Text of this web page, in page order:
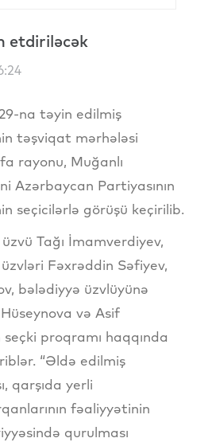
etdiriləcək
na təyin edilmiş
təşviqat mərhələsi
rayonu, Muğanlı
Azərbaycan Partiyasının
seçicilərlə görüşü keçirilib.
Tağı İmamverdiyev,
Fəxrəddin Səfiyev,
bələdiyyə üzvlüyünə
və Asif
proqramı haqqında
“Əldə edilmiş
qarşıda yerli
fəaliyyətinin
qurulması